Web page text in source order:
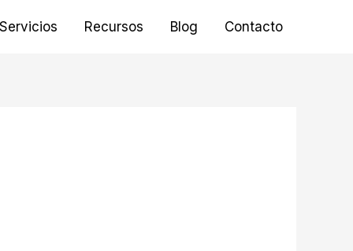
Servicios Recursos Blog Contacto